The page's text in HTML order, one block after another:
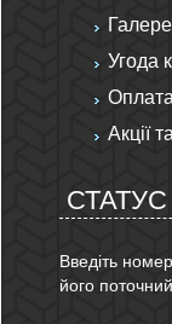
Угода
Акції
Введіть
його